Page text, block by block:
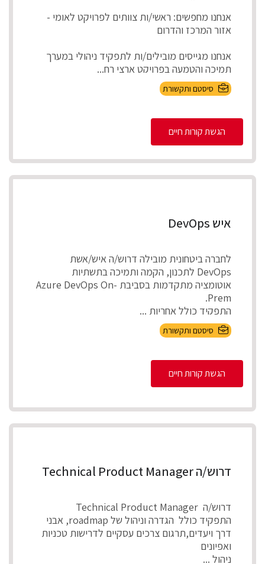
אנחנו מחפשים: ראשי/ות צוותים לפרויקט לאומי -
אזור המרכז והדרום
אנחנו מגייסים מובילים/ות לתפקיד ניהולי במערך
תמיכה והטמעה בפרויקט ארצי רח...
סיסטם ותקשורת
הגשת קורות חיים
איש DevOps
לחברה ביטחונית מובילה דרוש/ה איש/אשת
DevOps לתכנון, הקמה ותמיכה בתשתיות
אוטומציה מתקדמות בסביבת Azure DevOps On-
Prem.
התפקיד כולל אחריות ...
סיסטם ותקשורת
הגשת קורות חיים
דרוש/ה Technical Product Manager
דרוש/ה Technical Product Manager
התפקיד כולל הגדרה וניהול של roadmap, אבני
דרך ויעדים,תרגום צרכים עסקיים לדרישות טכניות
ואפיונים
ניהול ...